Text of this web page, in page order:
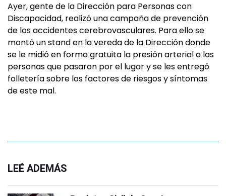
Ayer, gente de la Dirección para Personas con
Discapacidad, realizó una campaña de prevención
de los accidentes cerebrovasculares. Para ello se
montó un stand en la vereda de la Dirección donde
se le midió en forma gratuita la presión arterial a las
personas que pasaron por el lugar y se les entregó
folletería sobre los factores de riesgos y síntomas
de este mal.
LEÉ ADEMÁS